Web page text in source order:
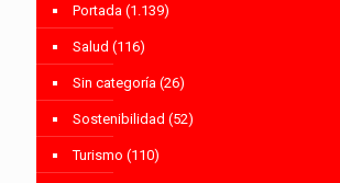
Portada (1.139)
Salud (116)
Sin categoría (26)
Sostenibilidad (52)
Turismo (110)